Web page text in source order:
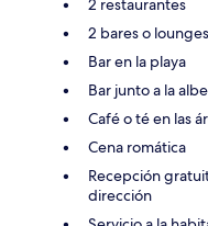
2 restaurantes
2 bares o lounges
Bar en la playa
Bar junto a la
Café o té en las
Cena romática
Recepción
dirección